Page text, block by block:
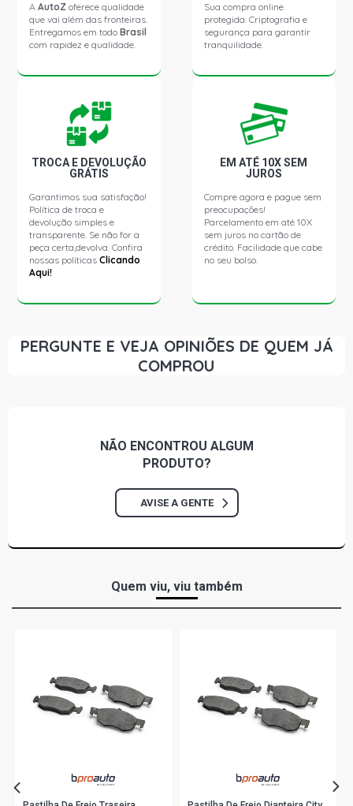
XTERRA SE SUV 2.8 12V DIESEL (2003 - 2008)
AAutoZ oferece qualidade
que vai além das fronteiras.
Entregamos em todoBrasil
com rapidez e qualidade.
Sua compra online
protegida. Criptografia e
segurança para garantir
tranquilidade.
TROCA E DEVOLUÇÃO
GRÁTIS
Garantimos sua satisfação!
Política de troca e
devolução simples e
transparente. Se não for a
peça certa,devolva. Confira
nossas políticasClicando
Aqui!
EM ATÉ 10X SEM
JUROS
Compre agora e pague sem
preocupações!
Parcelamento em até 10X
sem juros no cartão de
crédito. Facilidade que cabe
no seu bolso.
PERGUNTE E VEJA OPINIÕES DE QUEM JÁ
COMPROU
NÃO ENCONTROU ALGUM
PRODUTO?
AVISE A GENTE
Quem viu, viu também